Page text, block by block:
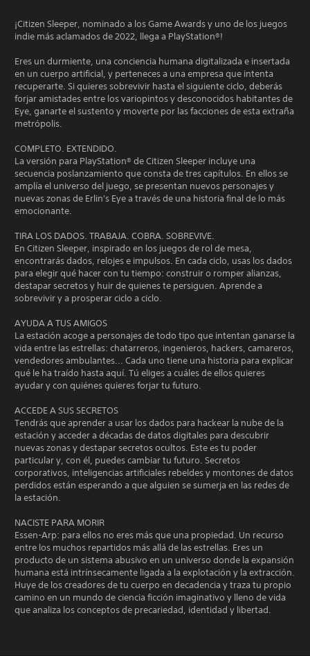
¡Citizen Sleeper, nominado a los Game Awards y uno de los juegos
indie más aclamados de 2022, llega a PlayStation®!
Eres un durmiente, una conciencia humana digitalizada e insertada
en un cuerpo artificial, y perteneces a una empresa que intenta
recuperarte. Si quieres sobrevivir hasta el siguiente ciclo, deberás
forjar amistades entre los variopintos y desconocidos habitantes de
Eye, ganarte el sustento y moverte por las facciones de esta extraña
metrópolis.
COMPLETO. EXTENDIDO.
La versión para PlayStation® de Citizen Sleeper incluye una
secuencia poslanzamiento que consta de tres capítulos. En ellos se
amplía el universo del juego, se presentan nuevos personajes y
nuevas zonas de Erlin's Eye a través de una historia final de lo más
emocionante.
TIRA LOS DADOS. TRABAJA. COBRA. SOBREVIVE.
En Citizen Sleeper, inspirado en los juegos de rol de mesa,
encontrarás dados, relojes e impulsos. En cada ciclo, usas los dados
para elegir qué hacer con tu tiempo: construir o romper alianzas,
destapar secretos y huir de quienes te persiguen. Aprende a
sobrevivir y a prosperar ciclo a ciclo.
AYUDA A TUS AMIGOS
La estación acoge a personajes de todo tipo que intentan ganarse la
vida entre las estrellas: chatarreros, ingenieros, hackers, camareros,
vendedores ambulantes... Cada uno tiene una historia para explicar
qué le ha traído hasta aquí. Tú eliges a cuáles de ellos quieres
ayudar y con quiénes quieres forjar tu futuro.
ACCEDE A SUS SECRETOS
Tendrás que aprender a usar los dados para hackear la nube de la
estación y acceder a décadas de datos digitales para descubrir
nuevas zonas y destapar secretos ocultos. Este es tu poder
particular y, con él, puedes cambiar tu futuro. Secretos
corporativos, inteligencias artificiales rebeldes y montones de datos
perdidos están esperando a que alguien se sumerja en las redes de
la estación.
NACISTE PARA MORIR
Essen-Arp: para ellos no eres más que una propiedad. Un recurso
entre los muchos repartidos más allá de las estrellas. Eres un
producto de un sistema abusivo en un universo donde la expansión
humana está intrínsecamente ligada a la explotación y la extracción.
Huye de los creadores de tu cuerpo en decadencia y traza tu propio
camino en un mundo de ciencia ficción imaginativo y lleno de vida
que analiza los conceptos de precariedad, identidad y libertad.